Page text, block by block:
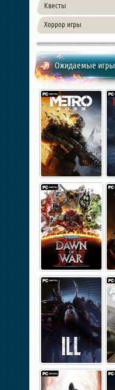
Квесты
Хоррор игры
Ожидаемые игры